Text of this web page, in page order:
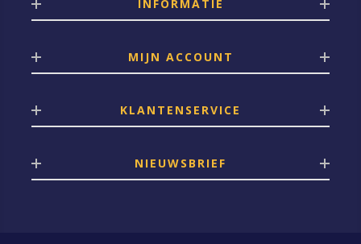
INFORMATIE
MIJN ACCOUNT
KLANTENSERVICE
NIEUWSBRIEF